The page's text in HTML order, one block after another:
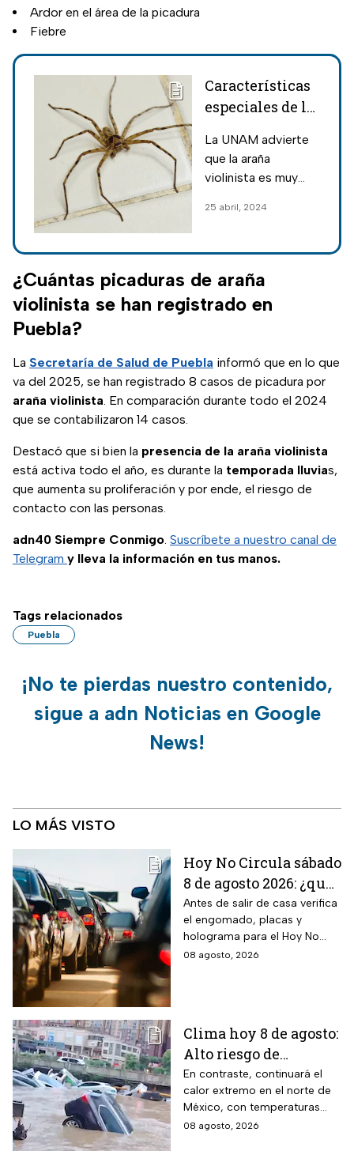
Ardor en el área de la picadura
Fiebre
Características
especiales de la
y aquí se
esconden en las
la UNAM
La UNAM advierte
que la araña
violinista es muy
veneno; reveló
caracerísticas
especiales para que
pueda identificarse
en las casas.
25 abril, 2024
¿Cuántas picaduras de araña
violinista se han registrado en
Puebla?
La Secretaría de Salud de Puebla informó que en lo que
va del 2025, se han registrado 8 casos de picadura por
araña violinista. En comparación durante todo el 2024
que se contabilizaron 14 casos.
Destacó que si bien la presencia de la araña violinista
está activa todo el año, es durante la temporada lluvias,
que aumenta su proliferación y por ende, el riesgo de
contacto con las personas.
adn40 Siempre Conmigo. Suscríbete a nuestro canal de
Telegram y lleva la información en tus manos.
Tags relacionados
Puebla
¡No te pierdas nuestro contenido,
sigue a adn Noticias en Google
News!
LO MÁS VISTO
Hoy No Circula sábado
8 de agosto 2026: ¿qué
autos no circulan en
CDMX y Edomex?
Antes de salir de casa verifica
el engomado, placas y
holograma para el Hoy No
Circula de este sábado
08 agosto, 2026
Clima hoy 8 de agosto:
Alto riesgo de
inundaciones y
desbordamiento de
ríos por lluvias
intensas en dos
En contraste, continuará el
calor extremo en el norte de
México, con temperaturas
superiores a 45°C en el
08 agosto, 2026